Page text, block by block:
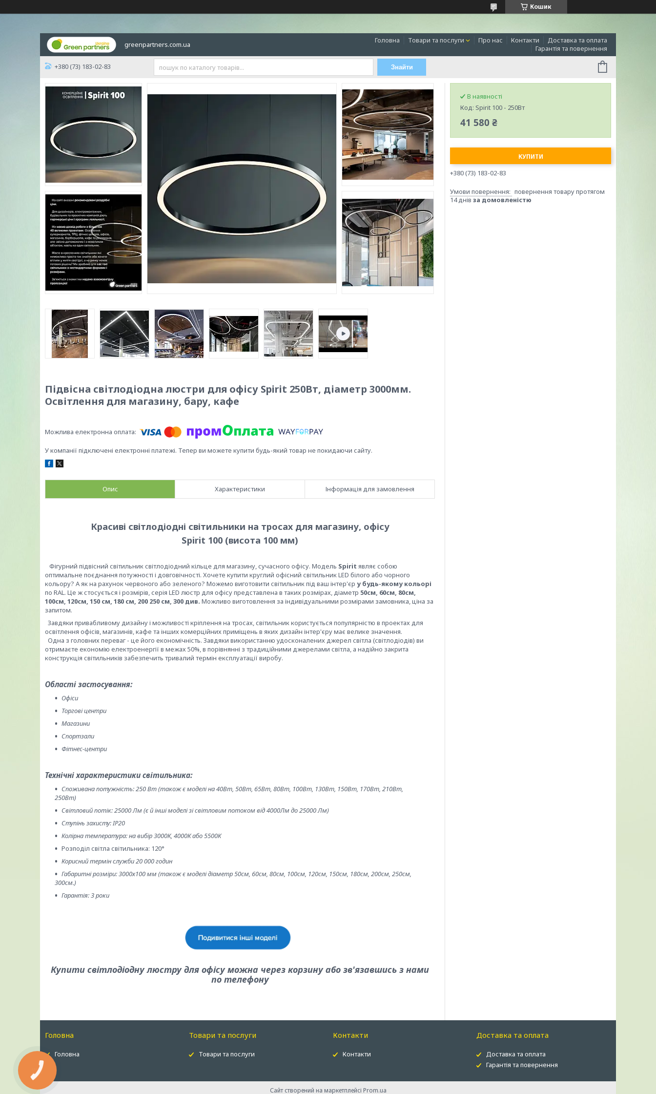
Кошик
greenpartners.com.ua Головна Товари та послуги Про нас Контакти
Доставка та оплата
Гарантія та повернення
+380 (73) 183-02-83 Знайти
Підвісна світлодіодна люстри для офісу Spirit 250Вт, діаметр 3000мм.
Освітлення для магазину, бару, кафе
У компанії підключені електронні платежі. Тепер ви можете купити будь-який товар не покидаючи сайту.
Опис Характеристики Інформація для замовлення
Красиві світлодіодні світильники на тросах для магазину, офісу
Spirit 100 (висота 100 мм)
Фігурний підвісний світильник світлодіодний кільце для магазину, сучасного офісу. Модель Spirit являє собою
оптимальне поєднання потужності і довговічності. Хочете купити круглий офісний світильник LED білого або чорного
кольору? А як на рахунок червоного або зеленого? Можемо виготовити світильник під ваш інтер'єр у будь-якому кольорі
по RAL. Це ж стосується і розмірів, серія LED люстр для офісу представлена в таких розмірах, діаметр 50см, 60см, 80см,
100см, 120см, 150 см, 180 см, 200 250 см, 300 див. Можливо виготовлення за індивідуальними розмірами замовника, ціна за
запитом.
Завдяки привабливому дизайну і можливості кріплення на тросах, світильник користується популярністю в проектах для
освітлення офісів, магазинів, кафе та інших комерційних приміщень в яких дизайн інтер'єру має велике значення.
Одна з головних переваг - це його економічність. Завдяки використанню удосконалених джерел світла (світлодіодів) ви
отримаєте економію електроенергії в межах 50%, в порівнянні з традиційними джерелами світла, а надійно закрита
конструкція світильників забезпечить тривалий термін експлуатації виробу.
Області застосування:
Офіси
Торгові центри
Магазини
Спортзали
Фітнес-центри
Технічні характеристики світильника:
Споживана потужність: 250 Вт (також є моделі на 40Вт, 50Вт, 65Вт, 80Вт, 100Вт, 130Вт, 150Вт, 170Вт, 210Вт,
250Вт)
Світловий потік: 25000 Лм (є й інші моделі зі світловим потоком від 4000Лм до 25000 Лм)
Ступінь захисту: IP20
Колірна температура: на вибір 3000К, 4000К або 5500К
Розподіл світла світильника: 120°
Корисний термін служби 20 000 годин
Габаритні розміри: 3000х100 мм (також є моделі діаметр 50см, 60см, 80см, 100см, 120см, 150см, 180см, 200см, 250см,
300см.)
Гарантія: 3 роки
Купити світлодіодну люстру для офісу можна через корзину або зв'язавшись з нами
по телефону
В наявності
Код: Spirit 100 - 250Вт
41 580 ₴
КУПИТИ
+380 (73) 183-02-83
повернення товару протягом
14 днів за домовленістю
Головна
Головна
Товари та послуги
Товари та послуги
Контакти
Контакти
Доставка та оплата
Доставка та оплата
Гарантія та повернення
Сайт створений на маркетплейсі Prom.ua
КНОПКА
ЗВ'ЯЗКУ